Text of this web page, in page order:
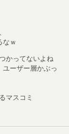
なｗ
かってないよね
ーザー層かぶっ
マスコミ